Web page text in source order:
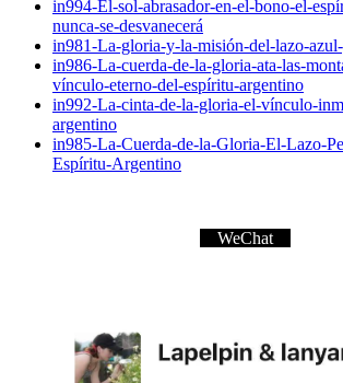
in994-El-sol-abrasador-en-el-bono-el-
nunca-se-desvanecerá
in981-La-gloria-y-la-misión-del-lazo-
in986-La-cuerda-de-la-gloria-ata-las-
vínculo-eterno-del-espíritu-argentino
in992-La-cinta-de-la-gloria-el-vínculo-
argentino
in985-La-Cuerda-de-la-Gloria-El-Lazo-
Espíritu-Argentino
WeChat